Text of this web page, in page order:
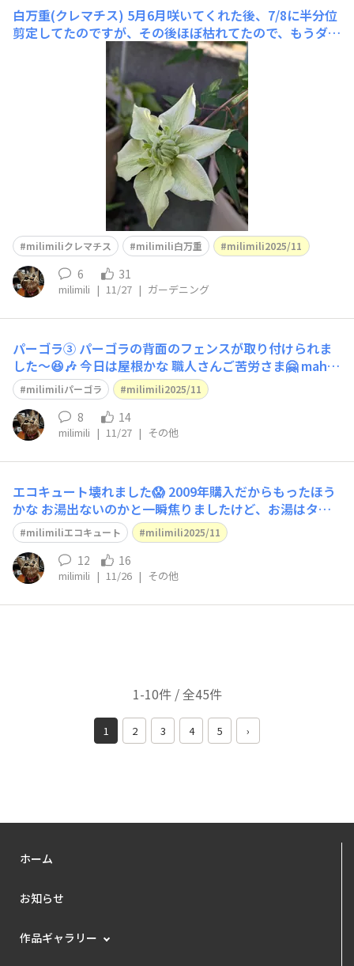
白万重(クレマチス) 5月6月咲いてくれた後、7/8に半分位
剪定してたのですが、その後ほぼ枯れてたので、もうダメ
なのかなぁと心配していました😭そしたらだんだん綺麗
なグリーンの🌿になって2回目のお花が咲きました😍今日
の様子です🤗嬉し〜い🥰💕 mahalo♡
milimiliクレマチス milimili白万重 milimili2025/11
6 31
milimili | 11/27 | ガーデニング
パーゴラ③ パーゴラの背面のフェンスが取り付けられま
した〜😆🎶 今日は屋根かな 職人さんご苦労さま🤗 mahal
o♡milimiliパーゴラ milimili2025/11
8 14
milimili | 11/27 | その他
エコキュート壊れました😱 2009年購入だからもったほう
かな お湯出ないのかと一瞬焦りましたけど、お湯はタン
クに溜まってるから溜まってる分は出るみたい。 今日は
考えなしにお風呂にお湯入れちゃったけど、少しずつ使っ
milimiliエコキュート milimili2025/11
12 16
milimili | 11/26 | その他
1-10件 / 全45件
1 2 3 4 5 ›
ホーム
お知らせ
作品ギャラリー